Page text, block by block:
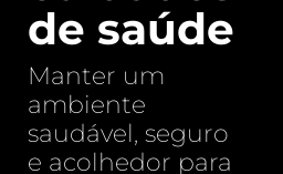
de saúde
Manter um
ambiente
saudável, seguro
e acolhedor para